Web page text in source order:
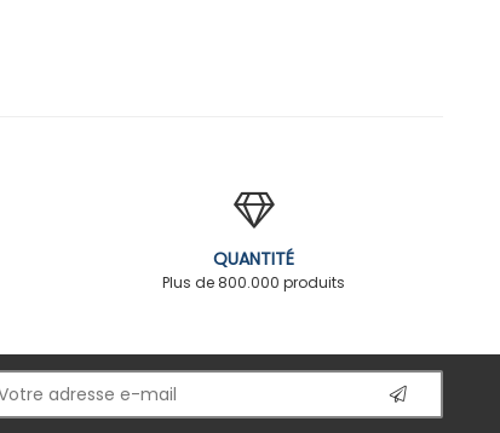
QUANTITÉ
Plus de 800.000 produits